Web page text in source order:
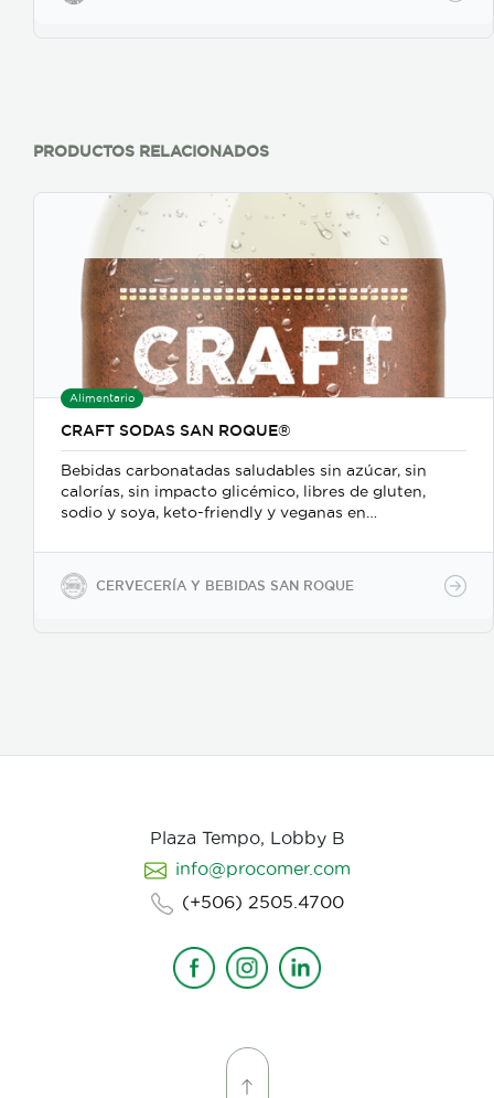
PRODUCTOS RELACIONADOS
Alimentario
CRAFT SODAS SAN ROQUE®
Bebidas carbonatadas saludables sin azúcar, sin
calorías, sin impacto glicémico, libres de gluten,
sodio y soya, keto-friendly y veganas en
en PET.
CERVECERÍA Y BEBIDAS SAN ROQUE
Plaza Tempo, Lobby B
info@procomer.com
(+506) 2505.4700